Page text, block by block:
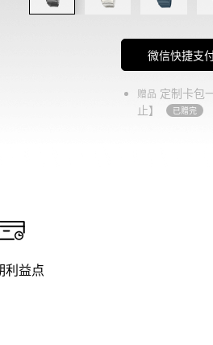
微信快捷支
赠品 定制卡包
止】
已赠完
利益点